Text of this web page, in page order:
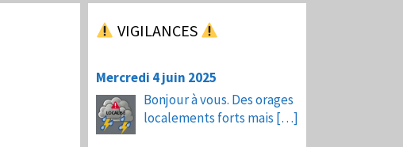
VIGILANCES
Mercredi 4 juin 2025
Bonjour à vous. Des orages
localements forts mais […]